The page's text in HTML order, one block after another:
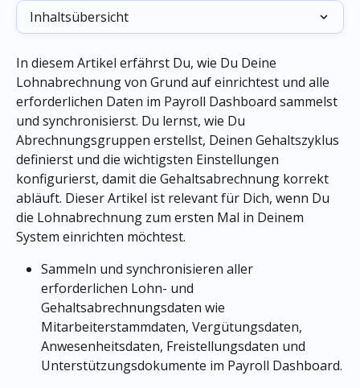
Inhaltsübersicht
In diesem Artikel erfährst Du, wie Du Deine
Lohnabrechnung von Grund auf einrichtest und alle
erforderlichen Daten im Payroll Dashboard sammelst
und synchronisierst. Du lernst, wie Du
Abrechnungsgruppen erstellst, Deinen Gehaltszyklus
definierst und die wichtigsten Einstellungen
konfigurierst, damit die Gehaltsabrechnung korrekt
abläuft. Dieser Artikel ist relevant für Dich, wenn Du
die Lohnabrechnung zum ersten Mal in Deinem
System einrichten möchtest.
Sammeln und synchronisieren aller
erforderlichen Lohn- und
Gehaltsabrechnungsdaten wie
Mitarbeiterstammdaten, Vergütungsdaten,
Anwesenheitsdaten, Freistellungsdaten und
Unterstützungsdokumente im Payroll Dashboard.